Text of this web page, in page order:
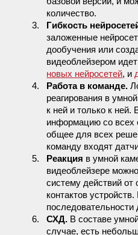
количество.
3.
Гибкость
заложенные
дообучения или
видеоблейзером идет
новых нейросетей, и
4.
Работа в команде.
реагирования в
к ней и только к ней.
информацию со всех
общее для всех
команду входят
5.
Реакция в умной
видеоблейзере
систему действий
контактов
последовательности
6.
СХД. В составе
случае, есть